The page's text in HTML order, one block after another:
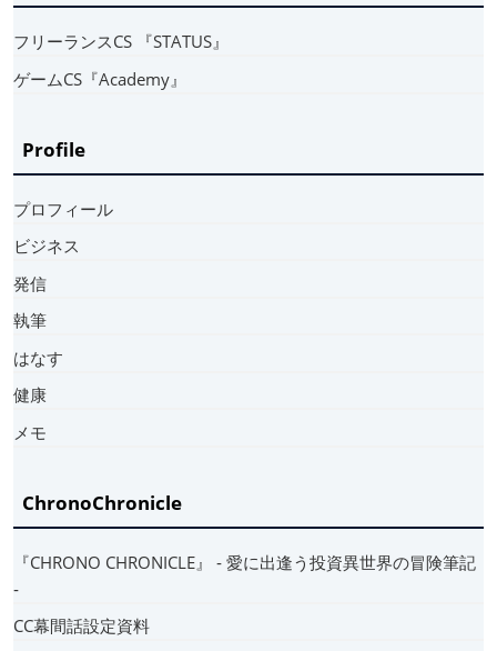
フリーランスCS 『STATUS』
ゲームCS『Academy』
Profile
プロフィール
ビジネス
発信
執筆
はなす
健康
メモ
ChronoChronicle
『CHRONO CHRONICLE』 ‐ 愛に出逢う投資異世界の冒険筆記
‐
CC幕間話設定資料